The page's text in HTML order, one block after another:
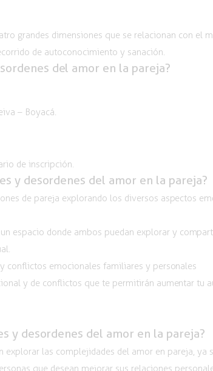
grandes dimensiones que se relacionan con el
de autoconocimiento y sanación.
del amor en la pareja?
– Boyacá.
de inscripción.
y desordenes del amor en la pareja?
de pareja explorando los diversos aspectos
espacio donde ambos puedan explorar y
conflictos emocionales familiares y personales
y de conflictos que te permitirán aumentar tu
y desordenes del amor en la pareja?
explorar las complejidades del amor en pareja,
que desean mejorar sus relaciones